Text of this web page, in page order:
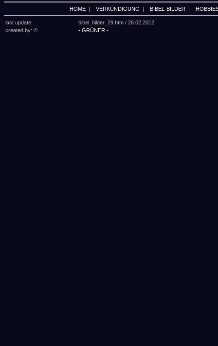
HOME| VERKÜNDIGUNG | BIBEL-BILDER |
last update: bibel_bilder_29.htm / 26.02.2012
created by: ©
- GRÜNER -